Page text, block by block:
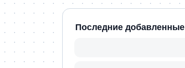
Последние добавленные